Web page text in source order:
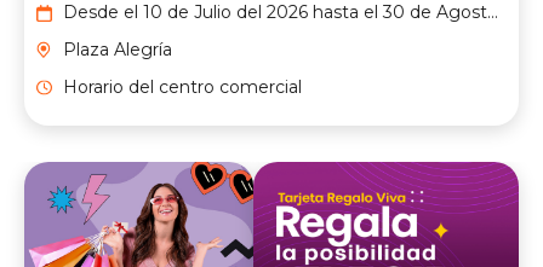
Desde el 10 de Julio del 2026 hasta el 30 de Agosto
del 2026
Plaza Alegría
Horario del centro comercial